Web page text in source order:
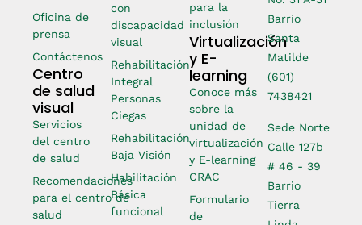
Oficina de
prensa
Contáctenos
Centro
de salud
visual
Servicios
del centro
de salud
Recomendaciones
para el centro de
salud
con
discapacidad
visual
Rehabilitación
Integral
Personas
Ciegas
Rehabilitación
Baja Visión
Habilitación
Básica
funcional
para la
inclusión
Virtualización
y E-
learning
Conoce más
sobre la
unidad de
virtualización
y E-learning
CRAC
Formulario
de
Barrio
Santa
Matilde
(601)
7438421
Sede Norte
Calle 127b
# 46 - 39
Barrio
Tierra